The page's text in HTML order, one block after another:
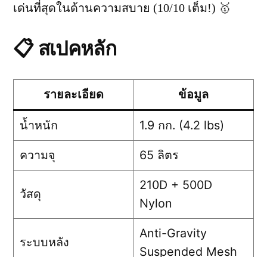
เด่นที่สุดในด้านความสบาย (10/10 เต็ม!) 🥇
📋 สเปคหลัก
รายละเอียด ข้อมูล
น้ำหนัก 1.9 กก. (4.2 lbs)
ความจุ 65 ลิตร
วัสดุ
210D + 500D
Nylon
ระบบหลัง
Anti-Gravity
Suspended Mesh